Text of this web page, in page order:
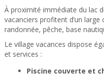
À proximité immédiate du lac
vacanciers profitent d’un large
randonnée, pêche, base
Le village vacances dispose
et services :
Piscine couverte et